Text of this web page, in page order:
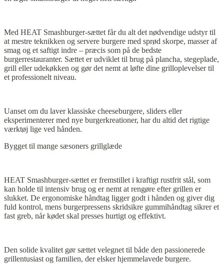
Med HEAT Smashburger-sættet får du alt det nødvendige udstyr til
at mestre teknikken og servere burgere med sprød skorpe, masser af
smag og et saftigt indre – præcis som på de bedste
burgerrestauranter. Sættet er udviklet til brug på plancha, stegeplade,
grill eller udekøkken og gør det nemt at løfte dine grilloplevelser til
et professionelt niveau.
Uanset om du laver klassiske cheeseburgere, sliders eller
eksperimenterer med nye burgerkreationer, har du altid det rigtige
værktøj lige ved hånden.
Bygget til mange sæsoners grillglæde
HEAT Smashburger-sættet er fremstillet i kraftigt rustfrit stål, som
kan holde til intensiv brug og er nemt at rengøre efter grillen er
slukket. De ergonomiske håndtag ligger godt i hånden og giver dig
fuld kontrol, mens burgerpressens skridsikre gummihåndtag sikrer et
fast greb, når kødet skal presses hurtigt og effektivt.
Den solide kvalitet gør sættet velegnet til både den passionerede
grillentusiast og familien, der elsker hjemmelavede burgere.